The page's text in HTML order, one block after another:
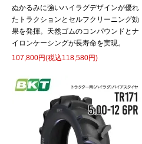
ぬかるみに強いハイラグデザインが優れ
たトラクションとセルフクリーニング効
果を発揮。天然ゴムのコンパウンドとナ
イロンケーシングが長寿命を実現。
107,800円(税込118,580円)